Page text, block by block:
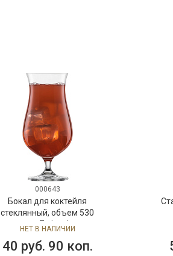
000643
Бокал для коктейля
стеклянный, объем 530
мл,Zwiesel
НЕТ В НАЛИЧИИ
40 руб. 90 коп.